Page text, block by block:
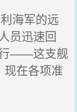
海军的远
员迅速回
行――这支舰
现在各项准